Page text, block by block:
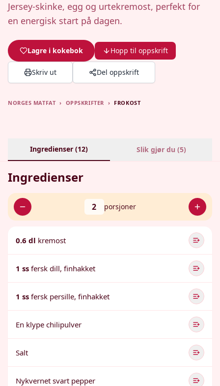
Jersey-skinke, egg og urtekremost, perfekt for
en energisk start på dagen.
Lagre i kokebok Hopp til oppskrift
Skriv ut Del oppskrift
NORGES MATFAT › OPPSKRIFTER › FROKOST
Ingredienser (12) Slik gjør du (5)
Ingredienser
2 porsjoner
0.6 dl kremost
1 ss fersk dill, finhakket
1 ss fersk persille, finhakket
En klype chilipulver
Salt
Nykvernet svart pepper